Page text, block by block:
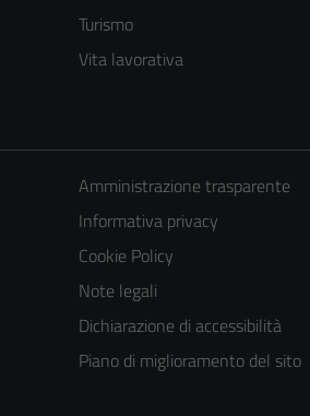
Turismo
Vita lavorativa
Amministrazione trasparente
Informativa privacy
Cookie Policy
Note legali
Dichiarazione di accessibilità
Piano di miglioramento del sito